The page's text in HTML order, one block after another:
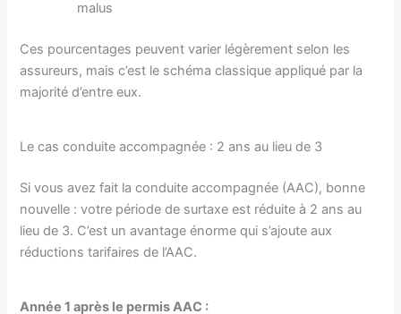
malus
Ces pourcentages peuvent varier légèrement selon les
assureurs, mais c’est le schéma classique appliqué par la
majorité d’entre eux.
Le cas conduite accompagnée : 2 ans au lieu de 3
Si vous avez fait la conduite accompagnée (AAC), bonne
nouvelle : votre période de surtaxe est réduite à 2 ans au
lieu de 3. C’est un avantage énorme qui s’ajoute aux
réductions tarifaires de l’AAC.
Année 1 après le permis AAC :